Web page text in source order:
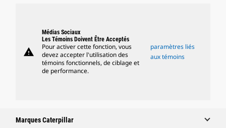
warning
Médias Sociaux
Les Témoins Doivent Être Acceptés
Pour activer cette fonction, vous
devez accepter l'utilisation des
témoins fonctionnels, de ciblage et
de performance.
paramètres liés
aux témoins
Marques Caterpillar